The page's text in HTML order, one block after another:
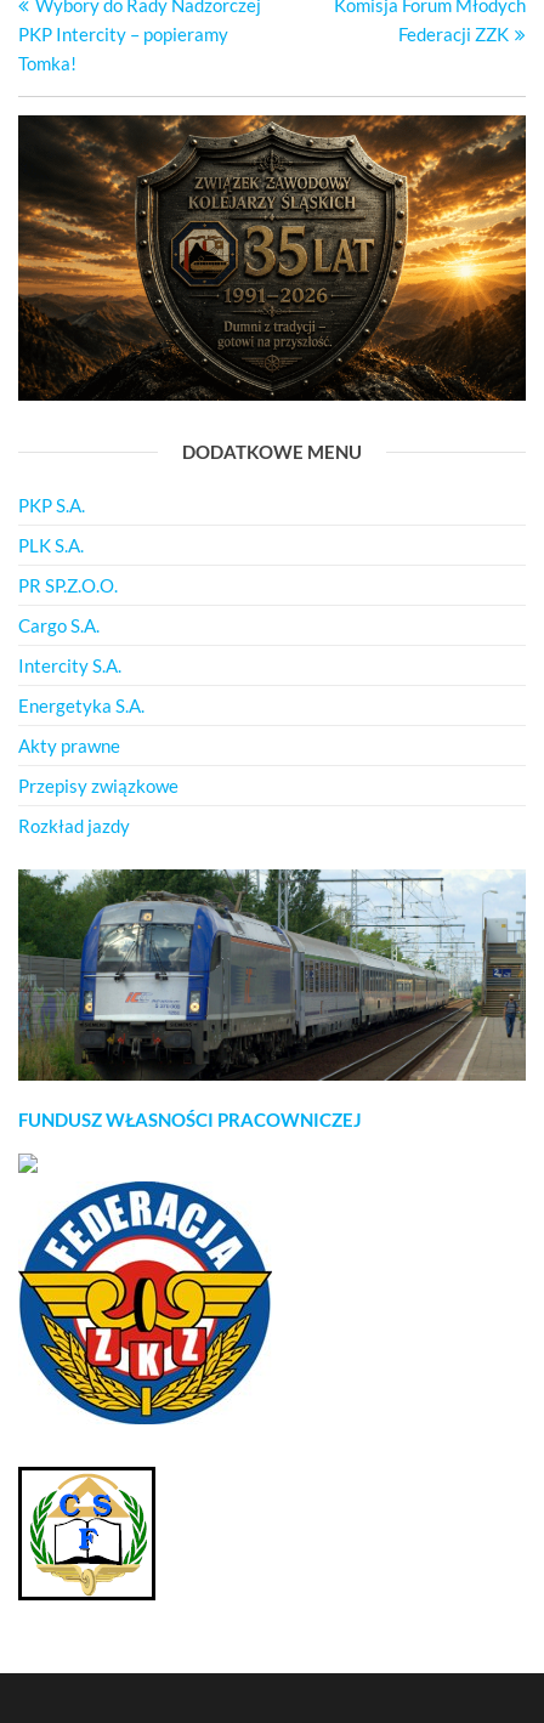
wpisu
Wybory do Rady Nadzorczej
PKP Intercity – popieramy
Tomka!
Komisja Forum Młodych
Federacji ZZK
DODATKOWE MENU
PKP S.A.
PLK S.A.
PR SP.Z.O.O.
Cargo S.A.
Intercity S.A.
Energetyka S.A.
Akty prawne
Przepisy związkowe
Rozkład jazdy
FUNDUSZ WŁASNOŚCI PRACOWNICZEJ